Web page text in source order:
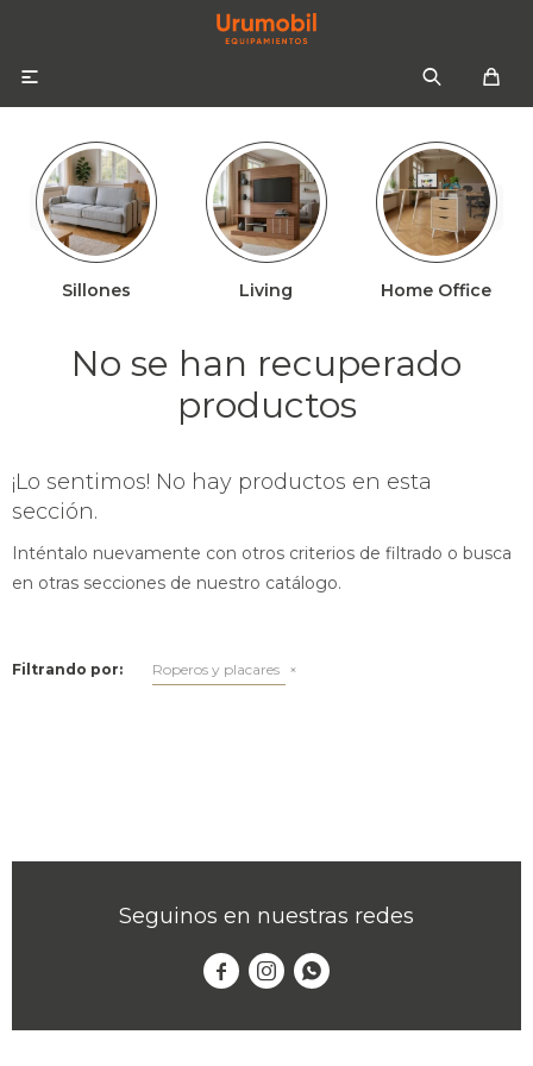

Sillones Living Home Office
No se han recuperado
productos
¡Lo sentimos! No hay productos en esta
sección.
Inténtalo nuevamente con otros criterios de filtrado o busca
en otras secciones de nuestro catálogo.
Filtrando por: Roperos y placares
Seguinos en nuestras redes
  
Colchones
Mesas de luz